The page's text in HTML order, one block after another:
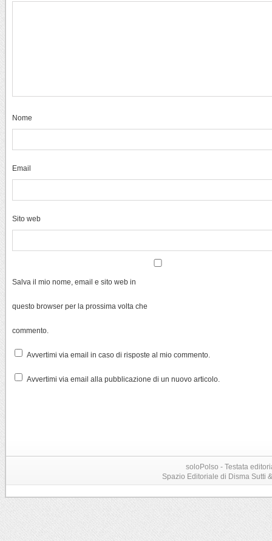
Nome
Email
Sito web
Salva il mio nome, email e sito web in
questo browser per la prossima volta che
commento.
Avvertimi via email in caso di risposte al mio commento.
Avvertimi via email alla pubblicazione di un nuovo articolo.
soloPolso - Testata
Spazio Editoriale di Disma Sutti